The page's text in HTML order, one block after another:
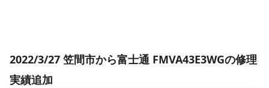
2022/3/27 笠間市から富士通 FMVA43E3WGの修理
実績追加